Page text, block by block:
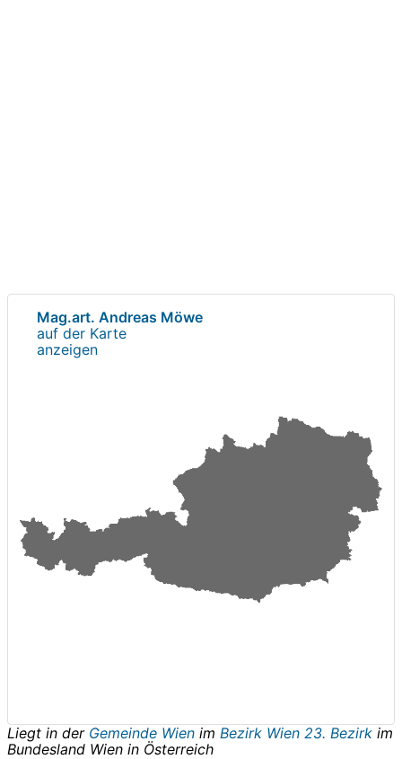
Mag.art. Andreas Möwe
auf der Karte
anzeigen
Liegt in der Gemeinde Wien im Bezirk Wien 23. Bezirk im
Bundesland Wien in Österreich